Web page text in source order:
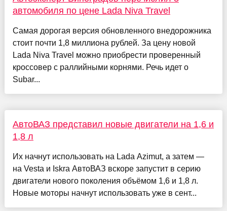
автомобиля по цене Lada Niva Travel
Cамая дорогая версия обновленного внедорожника
стоит почти 1,8 миллиона рублей. За цену новой
Lada Niva Travel можно приобрести проверенный
кроссовер с раллийными корнями. Речь идет о
Subar...
АвтоВАЗ представил новые двигатели на 1,6 и
1,8 л
Их начнут использовать на Lada Azimut, а затем —
на Vesta и Iskra АвтоВАЗ вскоре запустит в серию
двигатели нового поколения объёмом 1,6 и 1,8 л.
Новые моторы начнут использовать уже в сент...